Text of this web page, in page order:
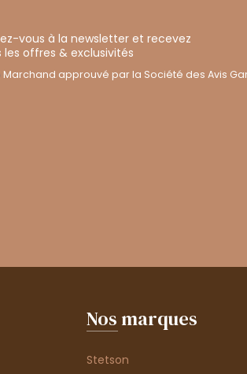
vous à la newsletter et recevez
les offres & exclusivités
Marchand approuvé par la Société des Avis
Nos marques
Stetson